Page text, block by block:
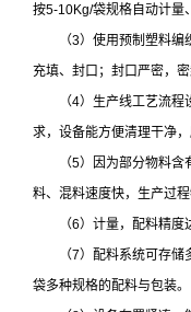
按5-10Kg/袋规格自动计量
（3）使用预制塑料编织
充填、封口；封口严密，密
（4）生产线工艺流程设
求，设备能方便清理干净
（5）因为部分物料含有
料、混料速度快，生产过
（6）计量，配料精度达
（7）配料系统可存储多
袋多种规格的配料与包装。